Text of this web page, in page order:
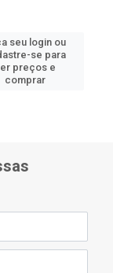
seu login ou
se para
preços e
comprar